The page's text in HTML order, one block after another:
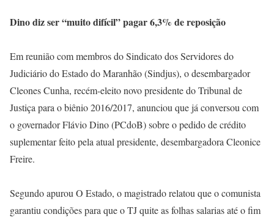
Dino diz ser “muito difícil” pagar 6,3% de reposição
Em reunião com membros do Sindicato dos Servidores do
Judiciário do Estado do Maranhão (Sindjus), o desembargador
Cleones Cunha, recém-eleito novo presidente do Tribunal de
Justiça para o biênio 2016/2017, anunciou que já conversou com
o governador Flávio Dino (PCdoB) sobre o pedido de crédito
suplementar feito pela atual presidente, desembargadora Cleonice
Freire.
Segundo apurou O Estado, o magistrado relatou que o comunista
garantiu condições para que o TJ quite as folhas salarias até o fim